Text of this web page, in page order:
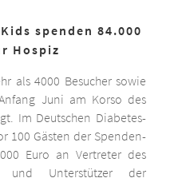
spenden 84.000
Hospiz
als 4000 Besucher sowie
Juni am Korso des
Im Deutschen Diabetes-
100 Gästen der Spenden-
Euro an Vertreter des
und Unterstützer der